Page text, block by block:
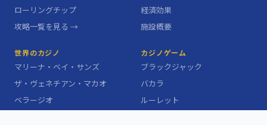
ローリングチップ
攻略一覧を見る →
経済効果
施設概要
世界のカジノ
マリーナ・ベイ・サンズ
ザ・ヴェネチアン・マカオ
ベラージオ
カジノゲーム
ブラックジャック
バカラ
ルーレット